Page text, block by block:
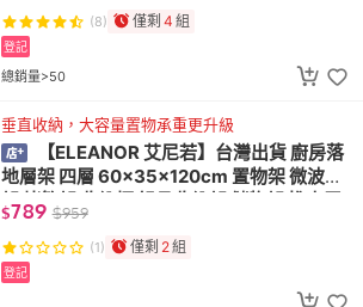
(8) 僅剩 4 組
總銷量>50
登記
垂直收納，大容量置物承重更升級
【ELEANOR 艾尼若】台灣出貨 廚房落
地層架 四層 60×35×120cm 置物架 微波爐
架 烤箱架 收納櫃 鍋具收納架 儲物架 推車置
物架
$789 $959
(1) 僅剩 2組
登記